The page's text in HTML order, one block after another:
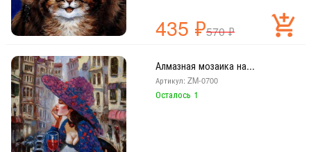
435 ₽570₽
Алмазная мозаика на...
Артикул: ZM-0700
Осталось 1